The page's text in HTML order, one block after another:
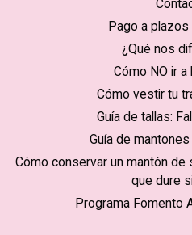
Pago a plazos
¿Qué nos
Cómo NO ir a
Cómo vestir tu
Guía de tallas:
Guía de
Cómo conservar un mantón de
que dure
Programa Fomento